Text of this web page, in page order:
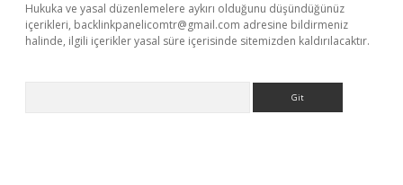
Hukuka ve yasal düzenlemelere aykırı olduğunu düşündüğünüz
içerikleri, backlinkpanelicomtr@gmail.com adresine bildirmeniz
halinde, ilgili içerikler yasal süre içerisinde sitemizden kaldırılacaktır.